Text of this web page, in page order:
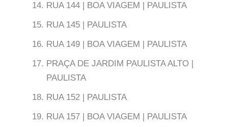
RUA 144 | BOA VIAGEM | PAULISTA
RUA 145 | PAULISTA
RUA 149 | BOA VIAGEM | PAULISTA
PRAÇA DE JARDIM PAULISTA ALTO |
PAULISTA
RUA 152 | PAULISTA
RUA 157 | BOA VIAGEM | PAULISTA